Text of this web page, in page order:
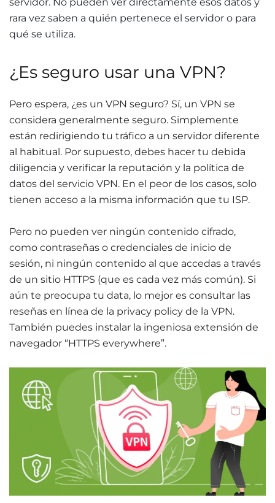
rara vez saben a quién pertenece el servidor o para
qué se utiliza.
¿Es seguro usar una VPN?
Pero espera, ¿es un VPN seguro? Sí, un VPN se
considera generalmente seguro. Simplemente
están redirigiendo tu tráfico a un servidor diferente
al habitual. Por supuesto, debes hacer tu debida
diligencia y verificar la reputación y la política de
datos del servicio VPN. En el peor de los casos, solo
tienen acceso a la misma información que tu ISP.
Pero no pueden ver ningún contenido cifrado,
como contraseñas o credenciales de inicio de
sesión, ni ningún contenido al que accedas a través
de un sitio HTTPS (que es cada vez más común). Si
aún te preocupa tu data, lo mejor es consultar las
reseñas en línea de la privacy policy de la VPN.
También puedes instalar la ingeniosa extensión de
navegador “HTTPS everywhere”.